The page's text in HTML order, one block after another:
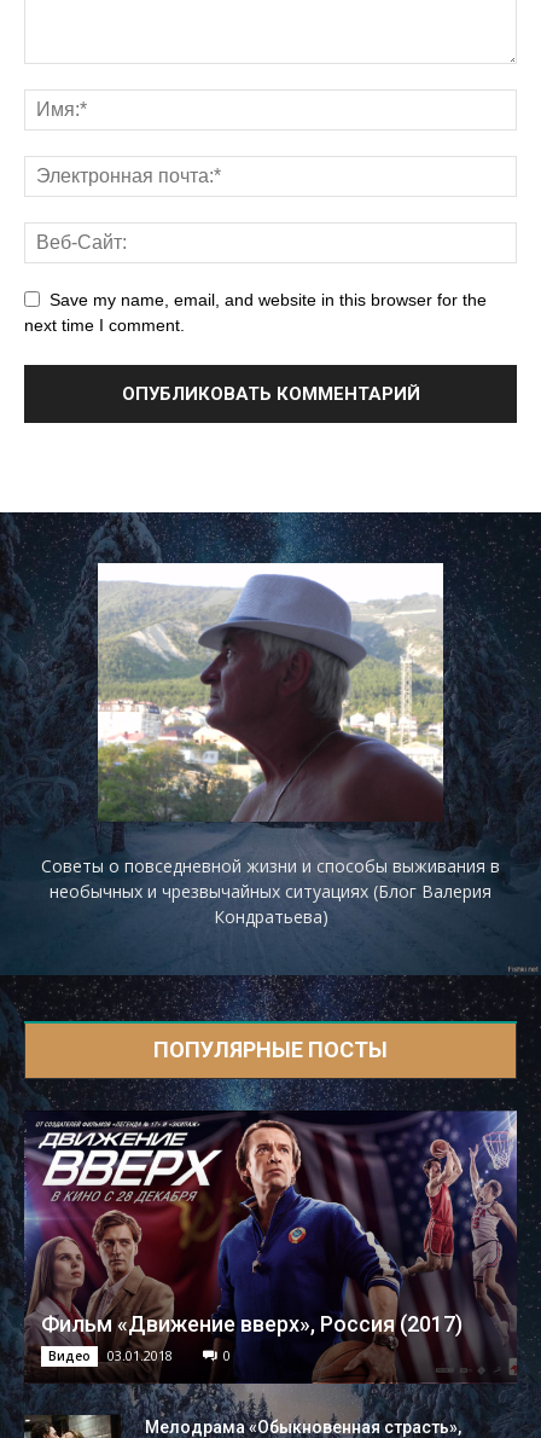
Save my name, email, and website in this browser for the
next time I comment.
Советы о повседневной жизни и способы выживания в
необычных и чрезвычайных ситуациях (Блог Валерия
Кондратьева)
ПОПУЛЯРНЫЕ ПОСТЫ
Фильм «Движение вверх», Россия (2017)
Видео 03.01.2018 0
Мелодрама «Обыкновенная страсть»,